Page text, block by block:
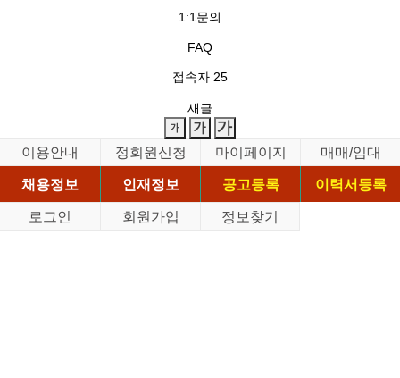
1:1문의
FAQ
접속자 25
새글
이용안내 정회원신청 마이페이지
매매/임대
채용정보
인재정보 공고등록
이력서등록
로그인
회원가입 정보찾기